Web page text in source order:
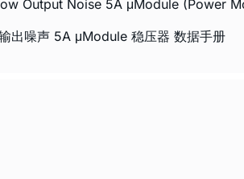
Output Noise 5A μModule (Power
出噪声 5A μModule 稳压器 数据手册